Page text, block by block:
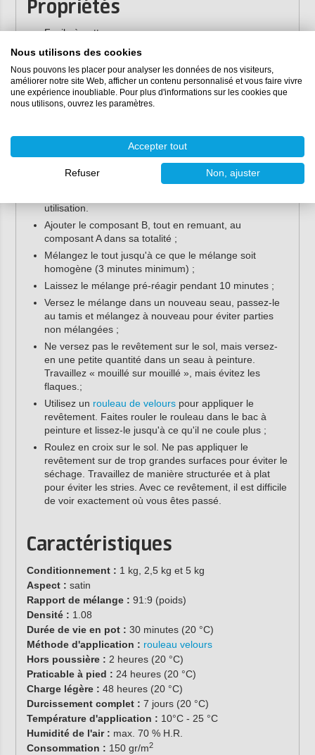
Propriétés
Facile à nettoyer
Ne jaunit pas (aliphatique)
Très résistant à l'usure
Faible niveau de COV conformément à l'AgBB
Mode d'emploi
Cette couche de finition PU est facile à utiliser. Pour ce
faire, suivez les instructions ci-dessous ou consultez la
documentation technique.
utilisation.
Ajouter le composant B, tout en remuant, au
composant A dans sa totalité ;
Mélangez le tout jusqu'à ce que le mélange soit
homogène (3 minutes minimum) ;
Laissez le mélange pré-réagir pendant 10 minutes ;
Versez le mélange dans un nouveau seau, passez-le
au tamis et mélangez à nouveau pour éviter parties
non mélangées ;
Ne versez pas le revêtement sur le sol, mais versez-
en une petite quantité dans un seau à peinture.
Travaillez « mouillé sur mouillé », mais évitez les
flaques.;
Utilisez un rouleau de velours pour appliquer le
revêtement. Faites rouler le rouleau dans le bac à
peinture et lissez-le jusqu'à ce qu'il ne coule plus ;
Roulez en croix sur le sol. Ne pas appliquer le
revêtement sur de trop grandes surfaces pour éviter le
séchage. Travaillez de manière structurée et à plat
pour éviter les stries. Avec ce revêtement, il est difficile
de voir exactement où vous êtes passé.
Caractéristiques
Conditionnement : 1 kg, 2,5 kg et 5 kg
Aspect : satin
Rapport de mélange : 91:9 (poids)
Densité : 1.08
Durée de vie en pot : 30 minutes (20 °C)
Méthode d'application : rouleau velours
Hors poussière : 2 heures (20 °C)
Praticable à pied : 24 heures (20 °C)
Charge légère : 48 heures (20 °C)
Durcissement complet : 7 jours (20 °C)
Température d'application : 10°C - 25 °C
Humidité de l'air : max. 70 % H.R.
Consommation : 150 gr/m2
Nous utilisons des cookies
Nous pouvons les placer pour analyser les données de nos visiteurs,
améliorer notre site Web, afficher un contenu personnalisé et vous faire vivre
une expérience inoubliable. Pour plus d'informations sur les cookies que
nous utilisons, ouvrez les paramètres.
Accepter tout
Refuser Non, ajuster